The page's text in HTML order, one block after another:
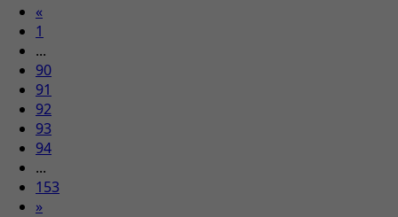
«
1
...
90
91
92
93
94
...
153
»